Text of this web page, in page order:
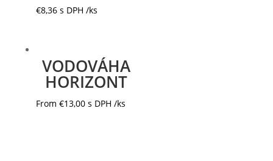
€8,36 s DPH /ks
VODOVÁHA
HORIZONT
From €13,00 s DPH /ks